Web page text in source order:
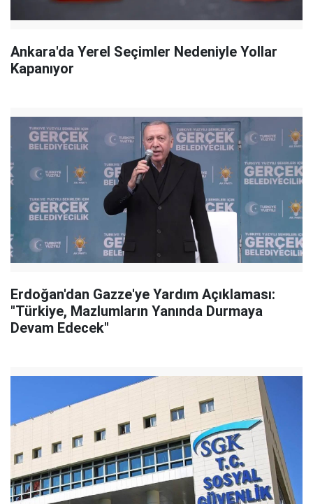
Ankara'da Yerel Seçimler Nedeniyle Yollar
Kapanıyor
Erdoğan'dan Gazze'ye Yardım Açıklaması:
"Türkiye, Mazlumların Yanında Durmaya
Devam Edecek"